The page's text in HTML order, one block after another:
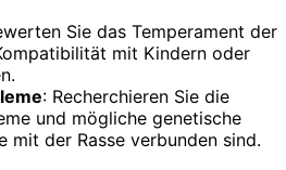
Sie das Temperament der
mit Kindern oder
: Recherchieren Sie die
und mögliche genetische
mit der Rasse verbunden sind.